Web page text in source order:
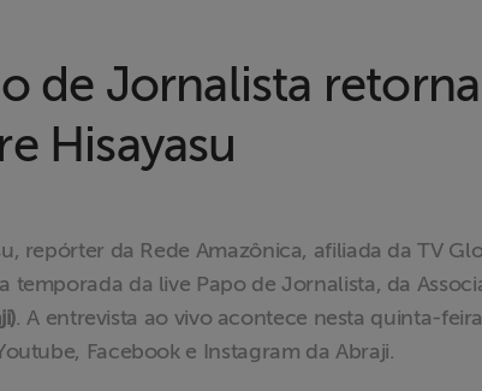
de Jornalista
Hisayasu
repórter da Rede Amazônica, afiliada da TV
temporada da live Papo de Jornalista, da
. A entrevista ao vivo acontece nesta quinta-
Facebook e Instagram da Abraji.